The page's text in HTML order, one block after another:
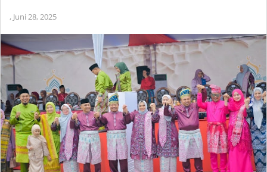
, Juni 28, 2025